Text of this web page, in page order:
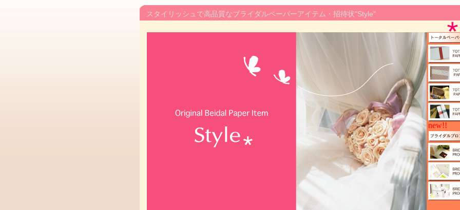
スタイリッシュで高品質なブライダルペーパーアイテム・招待状"Style"
new!!